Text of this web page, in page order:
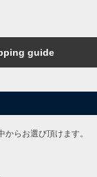
guide
からお選び頂けます。